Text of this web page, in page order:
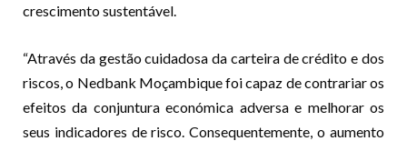
crescimento sustentável.
“Através da gestão cuidadosa da carteira de crédito e dos
riscos, o Nedbank Moçambique foi capaz de contrariar os
efeitos da conjuntura económica adversa e melhorar os
seus indicadores de risco. Consequentemente, o aumento